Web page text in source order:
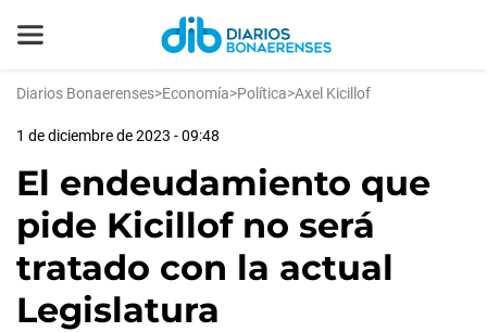
Diarios Bonaerenses>Economía>Política>Axel Kicillof
1 de diciembre de 2023 - 09:48
El endeudamiento que
pide Kicillof no será
tratado con la actual
Legislatura